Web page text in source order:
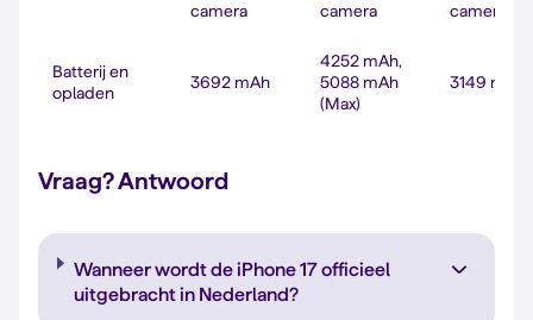
camera
camera
camera
Batterij en
opladen
3692 mAh
4252 mAh,
5088 mAh
(Max)
3149 mAh
Vraag? Antwoord
Wanneer wordt de iPhone 17 officieel
uitgebracht in Nederland?